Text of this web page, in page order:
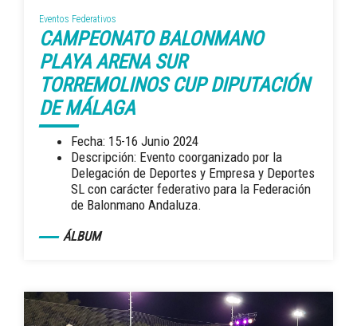
Eventos Federativos
CAMPEONATO BALONMANO
PLAYA ARENA SUR
TORREMOLINOS CUP DIPUTACIÓN
DE MÁLAGA
Fecha: 15-16 Junio 2024
Descripción: Evento coorganizado por la
Delegación de Deportes y Empresa y Deportes
SL con carácter federativo para la Federación
de Balonmano Andaluza.
ÁLBUM